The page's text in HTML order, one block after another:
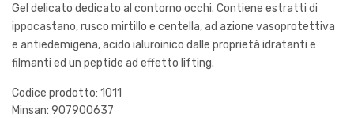
Gel delicato dedicato al contorno occhi. Contiene estratti di
ippocastano, rusco mirtillo e centella, ad azione vasoprotettiva
e antiedemigena, acido ialuroinico dalle proprietà idratanti e
filmanti ed un peptide ad effetto lifting.
Codice prodotto: 1011
Minsan: 907900637